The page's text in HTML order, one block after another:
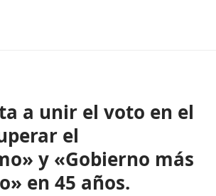
a unir el voto en el
el
y «Gobierno más
en 45 años.